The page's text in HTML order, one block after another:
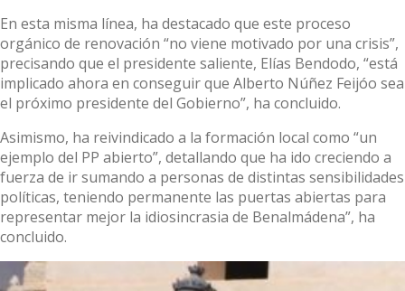
En esta misma línea, ha destacado que este proceso
orgánico de renovación “no viene motivado por una crisis”,
precisando que el presidente saliente, Elías Bendodo, “está
implicado ahora en conseguir que Alberto Núñez Feijóo sea
el próximo presidente del Gobierno”, ha concluido.
Asimismo, ha reivindicado a la formación local como “un
ejemplo del PP abierto”, detallando que ha ido creciendo a
fuerza de ir sumando a personas de distintas sensibilidades
políticas, teniendo permanente las puertas abiertas para
representar mejor la idiosincrasia de Benalmádena”, ha
concluido.